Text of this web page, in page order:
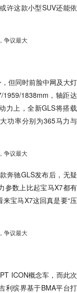
许这款小型SUV还能依
但同时前脸中网及大灯
1838mm，轴距达
力上，全新GLS将搭载
功率分别为365马力与
奔驰GLS发布后，无疑
参数上比起宝马X7都有
宝马X7这回真是要“压
ICON概念车，而此次
利缤界基于BMA平台打